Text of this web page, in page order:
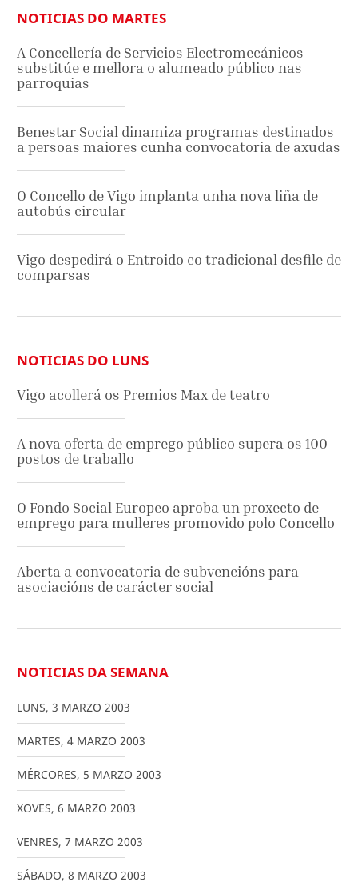
NOTICIAS DO MARTES
A Concellería de Servicios Electromecánicos
substitúe e mellora o alumeado público nas
parroquias
Benestar Social dinamiza programas destinados
a persoas maiores cunha convocatoria de axudas
O Concello de Vigo implanta unha nova liña de
autobús circular
Vigo despedirá o Entroido co tradicional desfile de
comparsas
NOTICIAS DO LUNS
Vigo acollerá os Premios Max de teatro
A nova oferta de emprego público supera os 100
postos de traballo
O Fondo Social Europeo aproba un proxecto de
emprego para mulleres promovido polo Concello
Aberta a convocatoria de subvencións para
asociacións de carácter social
NOTICIAS DA SEMANA
LUNS, 3 MARZO 2003
MARTES, 4 MARZO 2003
MÉRCORES, 5 MARZO 2003
XOVES, 6 MARZO 2003
VENRES, 7 MARZO 2003
SÁBADO, 8 MARZO 2003